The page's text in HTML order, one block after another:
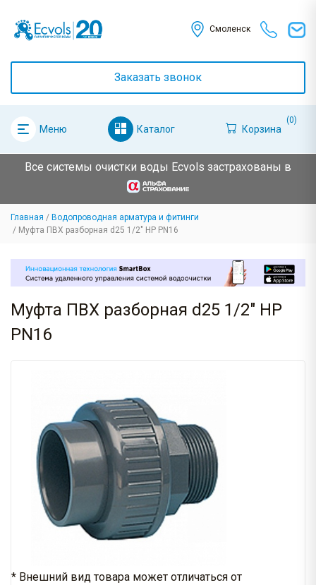
Смоленск
Заказать звонок
Меню Каталог Корзина
(0)
Все системы очистки воды Ecvols застрахованы в
Главная
Водопроводная арматура и фитинги
Муфта ПВХ разборная d25 1/2" НР PN16
Муфта ПВХ разборная d25 1/2" НР
PN16
* Внешний вид товара может отличаться от